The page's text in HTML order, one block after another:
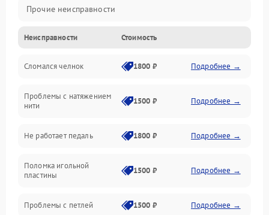
Прочие неисправности
Электроника
Управление и электроника
Подача ткани
Игловодитель и механизмы
Неисправности Стоимость
Сломался челнок 1800 ₽ Подробнее →
Проблемы с натяжением
нити
1500 ₽ Подробнее →
Не работает педаль 1800 ₽ Подробнее →
Поломка игольной
пластины
1500 ₽ Подробнее →
Проблемы с петлей 1500 ₽ Подробнее →